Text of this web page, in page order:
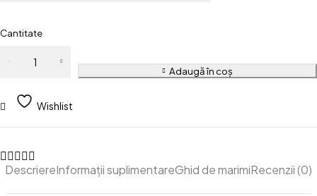
Cantitate
Casual
Naturala
Cu Siret
Adaugă în coș
Wishlist
DescriereInformații suplimentareGhid de marimiRecenzii (0)